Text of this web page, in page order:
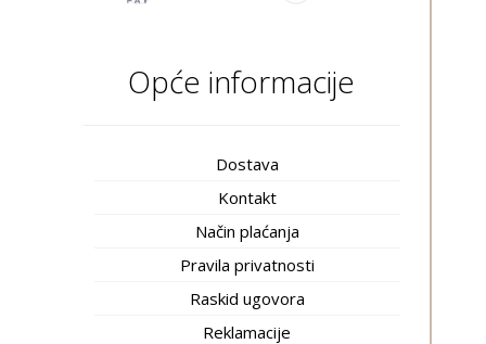
Opće informacije
Dostava
Kontakt
Način plaćanja
Pravila privatnosti
Raskid ugovora
Reklamacije